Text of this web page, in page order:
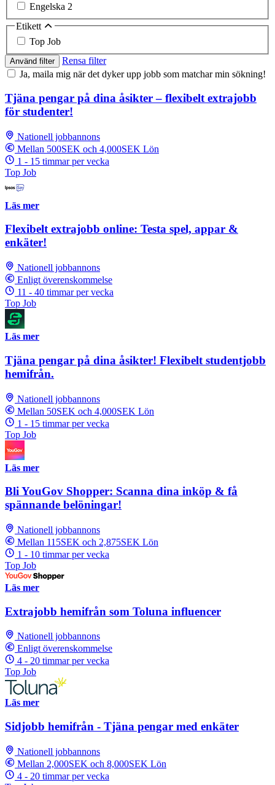
Engelska 2
Etikett
Top Job
Använd filter
Rensa filter
Ja, maila mig när det dyker upp jobb som matchar min sökning!
Tjäna pengar på dina åsikter – flexibelt extrajobb
för studenter!
Nationell jobbannons
Mellan 500SEK och 4,000SEK Lön
1 - 15 timmar per vecka
Top Job
Läs mer
Flexibelt extrajobb online: Testa spel, appar &
enkäter!
Nationell jobbannons
Enligt överenskommelse
11 - 40 timmar per vecka
Top Job
Läs mer
Tjäna pengar på dina åsikter! Flexibelt studentjobb
hemifrån.
Nationell jobbannons
Mellan 50SEK och 4,000SEK Lön
1 - 15 timmar per vecka
Top Job
Läs mer
Bli YouGov Shopper: Scanna dina inköp & få
spännande belöningar!
Nationell jobbannons
Mellan 115SEK och 2,875SEK Lön
1 - 10 timmar per vecka
Top Job
Läs mer
Extrajobb hemifrån som Toluna influencer
Nationell jobbannons
Enligt överenskommelse
4 - 20 timmar per vecka
Top Job
Läs mer
Sidjobb hemifrån - Tjäna pengar med enkäter
Nationell jobbannons
Mellan 2,000SEK och 8,000SEK Lön
4 - 20 timmar per vecka